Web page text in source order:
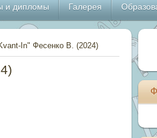
и дипломы Галерея
In" Фесенко В. (2024)